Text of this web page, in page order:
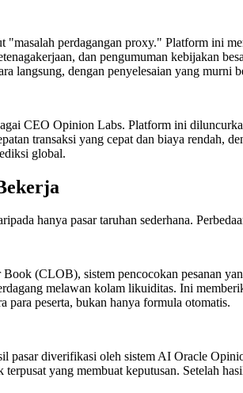
"masalah perdagangan proxy." Platform ini
dan pengumuman kebijakan
langsung, dengan penyelesaian yang murni
CEO Opinion Labs. Platform ini
transaksi yang cepat dan biaya rendah,
global.
hanya pasar taruhan sederhana.
(CLOB), sistem pencocokan pesanan
melawan kolam likuiditas. Ini
para peserta, bukan hanya formula otomatis.
pasar diverifikasi oleh sistem AI Oracle
terpusat yang membuat keputusan. Setelah